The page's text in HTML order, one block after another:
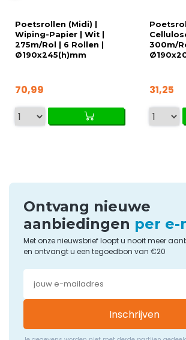
Poetsrollen (Midi) |
Wiping-Papier | Wit |
275m/Rol | 6 Rollen |
Ø190x245(h)mm
70,99
300m/
31,25
Ontvang nieuwe
aanbiedingen per e-
Met onze nieuwsbrief loopt u nooit meer
en ontvangt u een tegoedbon van €20
Inschrijven